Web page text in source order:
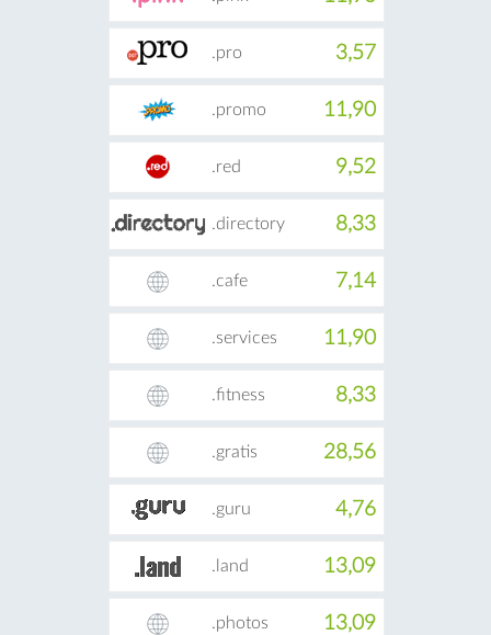
.pro 3,57
.promo 11,90
.red 9,52
.directory 8,33
.cafe 7,14
.services 11,90
.fitness 8,33
.gratis 28,56
.guru 4,76
.land 13,09
.photos 13,09